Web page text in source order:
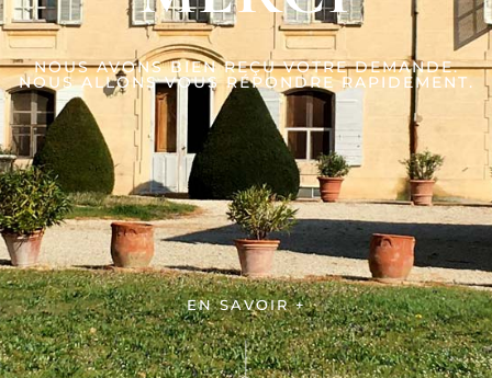
NOUS AVONS BIEN REÇU VOTRE DEMANDE.
NOUS ALLONS VOUS RÉPONDRE RAPIDEMENT.
EN SAVOIR +